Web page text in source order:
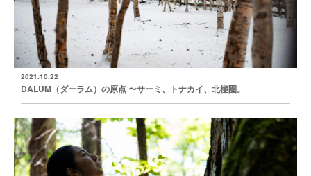
2021.10.22
DALUM（ダーラム）の原点 〜サーミ、トナカイ、北極圏。